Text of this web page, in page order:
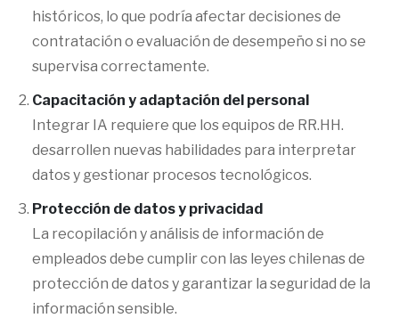
históricos, lo que podría afectar decisiones de
contratación o evaluación de desempeño si no se
supervisa correctamente.
Capacitación y adaptación del personal
Integrar IA requiere que los equipos de RR.HH.
desarrollen nuevas habilidades para interpretar
datos y gestionar procesos tecnológicos.
Protección de datos y privacidad
La recopilación y análisis de información de
empleados debe cumplir con las leyes chilenas de
protección de datos y garantizar la seguridad de la
información sensible.